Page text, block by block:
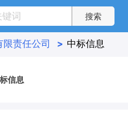
限责任公司 > 中标信息
信息